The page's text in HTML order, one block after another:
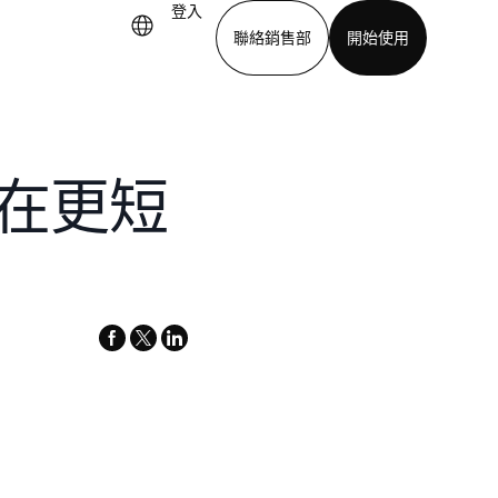
登入
聯絡銷售部
開始使用
更短
facebook
x-
linkedin